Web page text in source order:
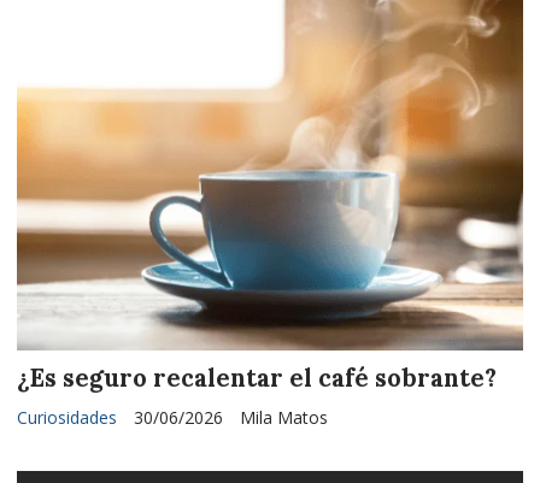
¿Es seguro recalentar el café sobrante?
Mila Matos
Curiosidades 30/06/2026